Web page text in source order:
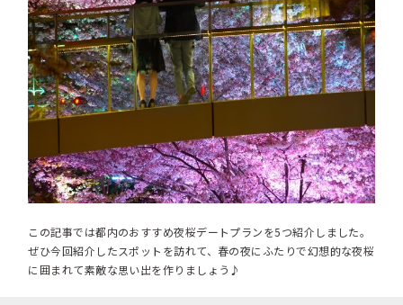
この記事では都内のおすすめ夜桜デートプランを5つ紹介しました。
ぜひ今回紹介したスポットを訪れて、春の夜にふたりで幻想的な夜桜
に囲まれて素敵な思い出を作りましょう♪